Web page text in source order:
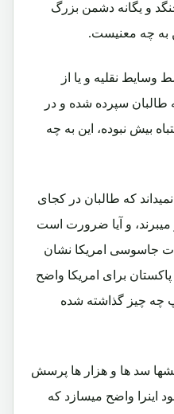
و یگانه دشمن بزرگ
به چه معنیست.
وسایط نقلیه و یا از
طالبان سپرده شده و در
بیش نبوده، این به چه
که طالبان در کجای
و آیا ضرورت است
جاسوسی امریکا نشان
برای امریکا واضح
چه چیز گذاشته شده
سد ها و هزار ها پرسش
اینرا واضح میسازد که